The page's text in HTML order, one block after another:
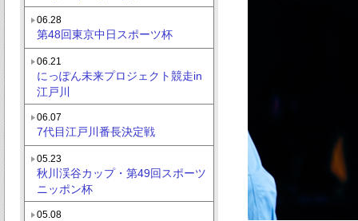
06.28
第48回東京中日スポーツ杯
06.21
にっぽん未来プロジェクト競走in
江戸川
06.07
7代目江戸川番長決定戦
05.23
秋川渓谷カップ・第49回スポーツ
ニッポン杯
05.08